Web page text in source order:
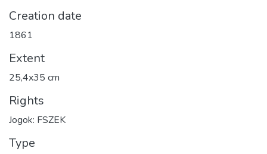
Creation date
1861
Extent
25,4x35 cm
Rights
Jogok: FSZEK
Type